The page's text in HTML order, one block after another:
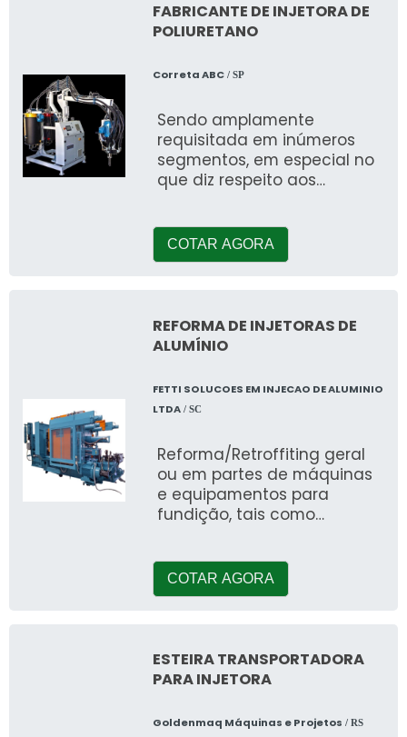
FABRICANTE DE INJETORA DE
POLIURETANO
Correta ABC/ SP
Sendo amplamente
requisitada em inúmeros
segmentos, em especial no
que diz respeito aos
automobilística, bem como
acessórios para carros e
referência quando se trata
de promover custo-
equipamento toda
qualidade de sua função
com a eficiência inerente a
cada etapa do projeto.
COTAR AGORA
REFORMA DE INJETORAS DE
ALUMÍNIO
FETTI SOLUCOES EM INJECAO DE ALUMINIO
LTDA/ SC
Reforma/Retroffiting geral
ou em partes de máquinas
e equipamentos para
fundição, tais como
elétrica e hidráulica;
Regularização da geometria
injetora;
COTAR AGORA
ESTEIRA TRANSPORTADORA
PARA INJETORA
Goldenmaq Máquinas e Projetos / RS